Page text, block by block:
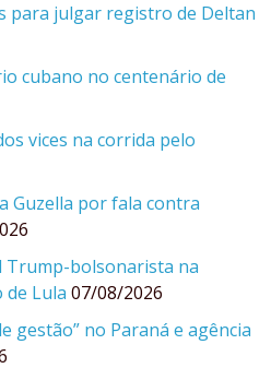
para julgar registro de Deltan
cubano no centenário de
vices na corrida pelo
Guzella por fala contra
Trump-bolsonarista na
de Lula 07/08/2026
gestão” no Paraná e agência